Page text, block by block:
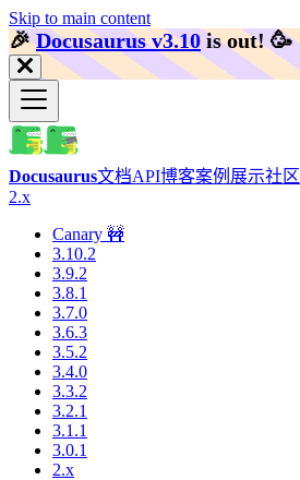
Skip to main content
🎉️Docusaurus v3.10 is out! 🥳️
Docusaurus文档API博客案例展示社区
2.x
Canary 🚧
3.10.2
3.9.2
3.8.1
3.7.0
3.6.3
3.5.2
3.4.0
3.3.2
3.2.1
3.1.1
3.0.1
2.x